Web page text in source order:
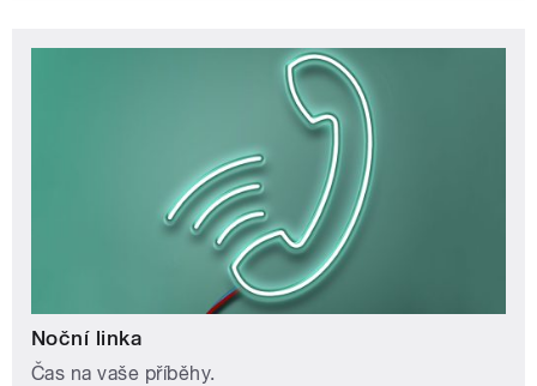
Noční linka
Čas na vaše příběhy.